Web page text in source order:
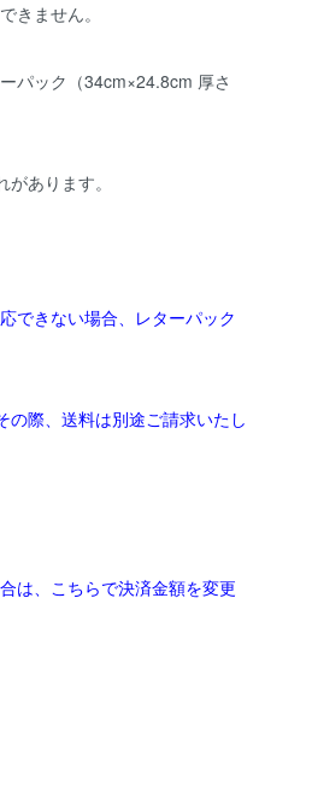
きません。
パック（34cm×24.8cm 厚さ
あります。
できない場合、レターパック
の際、送料は別途ご請求いたし
は、こちらで決済金額を変更